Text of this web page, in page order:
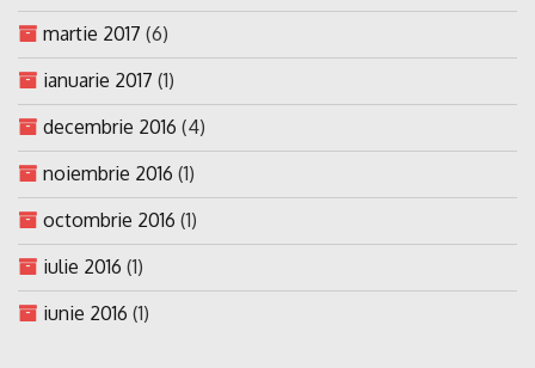
martie 2017 (6)
ianuarie 2017 (1)
decembrie 2016 (4)
noiembrie 2016 (1)
octombrie 2016 (1)
iulie 2016 (1)
iunie 2016 (1)